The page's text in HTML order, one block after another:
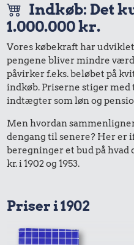
Indkøb: Det
1.000.000 kr.
Vores købekraft har
pengene bliver mindre
påvirker f.eks. beløbet på
indkøb. Priserne stiger med
indtægter som løn og
Men hvordan
dengang til senere? Her er
beregninger et bud på hvad
kr. i 1902 og 1953.
Priser i 1902